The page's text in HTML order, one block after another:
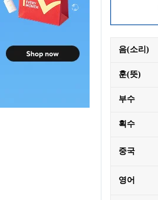
음(소리)
훈(뜻)
부수
획수
중국
영어